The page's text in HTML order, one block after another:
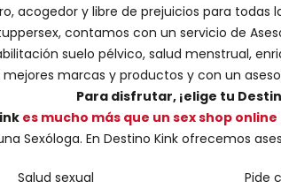
acogedor y libre de prejuicios para todas
, contamos con un servicio de
suelo pélvico, salud menstrual,
marcas y productos y con un
Para disfrutar, ¡elige tu
es mucho más que un sex shop online
Sexóloga. En Destino Kink ofrecemos
Salud sexual
Pide